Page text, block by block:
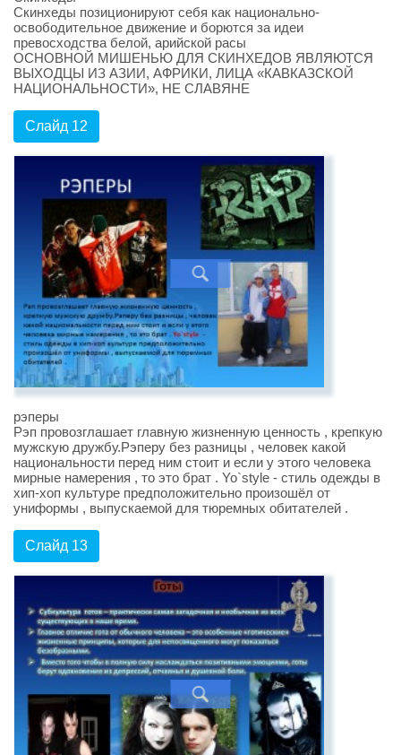
Скинхеды позиционируют себя как национально-
освободительное движение и борются за идеи
превосходства белой, арийской расы
ОСНОВНОЙ МИШЕНЬЮ ДЛЯ СКИНХЕДОВ ЯВЛЯЮТСЯ
ВЫХОДЦЫ ИЗ АЗИИ, АФРИКИ, ЛИЦА «КАВКАЗСКОЙ
НАЦИОНАЛЬНОСТИ», НЕ СЛАВЯНЕ
Слайд 12
рэперы
Рэп провозглашает главную жизненную ценность , крепкую
мужскую дружбу.Рэперу без разницы , человек какой
национальности перед ним стоит и если у этого человека
мирные намерения , то это брат . Yo`style - стиль одежды в
хип-хоп культуре предположительно произошёл от
униформы , выпускаемой для тюремных обитателей .
Слайд 13